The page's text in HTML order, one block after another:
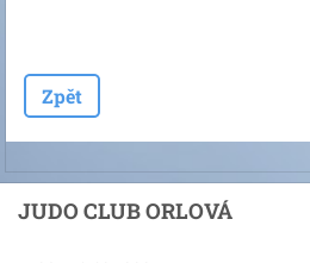
Zpět
JUDO CLUB ORLOVÁ